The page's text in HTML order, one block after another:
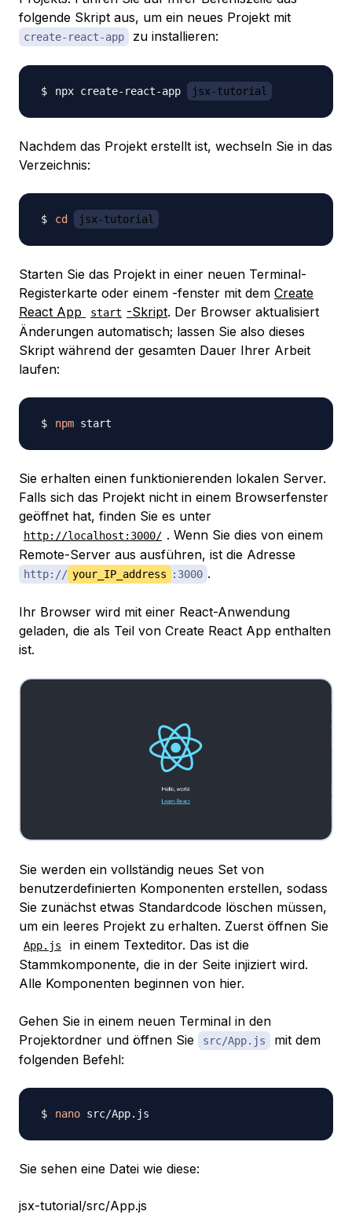
folgende Skript aus, um ein neues Projekt mit
create-react-app zu installieren:
npx create-react-app jsx-tutorial
Nachdem das Projekt erstellt ist, wechseln Sie in das
Verzeichnis:
cd jsx-tutorial
Starten Sie das Projekt in einer neuen Terminal-
Registerkarte oder einem -fenster mit dem Create
React App
start -Skript. Der Browser aktualisiert
Änderungen automatisch; lassen Sie also dieses
Skript während der gesamten Dauer Ihrer Arbeit
laufen:
npm
Sie erhalten einen funktionierenden lokalen Server.
Falls sich das Projekt nicht in einem Browserfenster
geöffnet hat, finden Sie es unter
http://localhost:3000/ . Wenn Sie dies von einem
Remote-Server aus ausführen, ist die Adresse
http:// your_IP_address :3000 .
Ihr Browser wird mit einer React-Anwendung
geladen, die als Teil von Create React App enthalten
ist.
Sie werden ein vollständig neues Set von
benutzerdefinierten Komponenten erstellen, sodass
Sie zunächst etwas Standardcode löschen müssen,
um ein leeres Projekt zu erhalten. Zuerst öffnen Sie
App.js
in einem Texteditor. Das ist die
Stammkomponente, die in der Seite injiziert wird.
Alle Komponenten beginnen von hier.
Gehen Sie in einem neuen Terminal in den
Projektordner und öffnen Sie
src/App.js
mit dem
folgenden Befehl:
nano
Sie sehen eine Datei wie diese:
jsx-tutorial/src/App.js